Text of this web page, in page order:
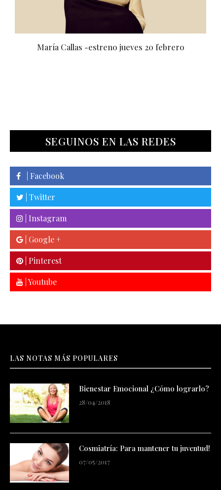
María Callas -estreno jueves 20 febrero
SEGUINOS EN LAS REDES
| Facebook
| Twitter
| Instagram
| Google +
| Pinterest
| Youtube
LAS NOTAS MÁS POPULARES
Bienestar Emocional ¿Cómo lograrlo?
28/04/2018
Cosmiatría: Para mantener tu juventud!
07/05/2017